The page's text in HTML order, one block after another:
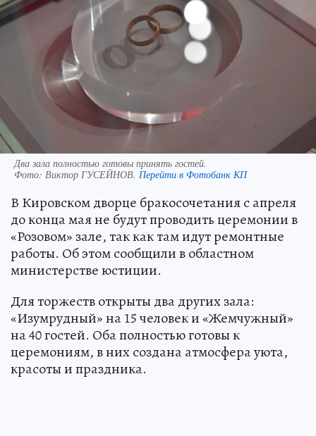
Два зала полностью готовы принять гостей.
Фото: Виктор ГУСЕЙНОВ. Перейти в Фотобанк КП
В Кировском дворце бракосочетания с апреля
до конца мая не будут проводить церемонии в
«Розовом» зале, так как там идут ремонтные
работы. Об этом сообщили в областном
министерстве юстиции.
Для торжеств открыты два других зала:
«Изумрудный» на 15 человек и «Жемчужный»
на 40 гостей. Оба полностью готовы к
церемониям, в них создана атмосфера уюта,
красоты и праздника.